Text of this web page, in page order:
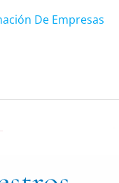
De Empresas